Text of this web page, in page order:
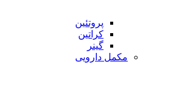
پروتئین
کراتین
گینر
مکمل دارویی